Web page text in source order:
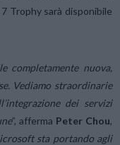
Trophy sarà disponibile
completamente nuova,
Vediamo straordinarie
dei servizi
”, afferma Peter Chou,
sta portando agli